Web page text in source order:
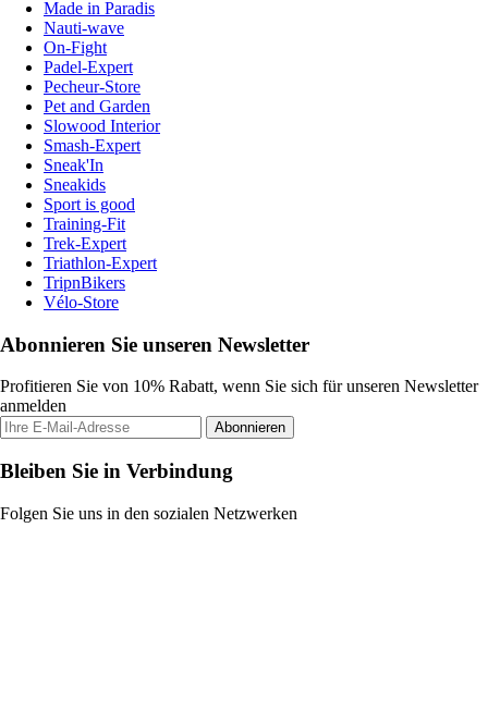
Made in Paradis
Nauti-wave
On-Fight
Padel-Expert
Pecheur-Store
Pet and Garden
Slowood Interior
Smash-Expert
Sneak'In
Sneakids
Sport is good
Training-Fit
Trek-Expert
Triathlon-Expert
TripnBikers
Vélo-Store
Abonnieren Sie unseren Newsletter
Profitieren Sie von 10% Rabatt, wenn Sie sich für unseren Newsletter
anmelden
Abonnieren
Bleiben Sie in Verbindung
Folgen Sie uns in den sozialen Netzwerken